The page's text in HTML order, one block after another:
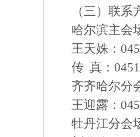
（三）联系
哈尔滨主会
王天姝：
传 真：
齐齐哈尔分
王迎露：
牡丹江分会